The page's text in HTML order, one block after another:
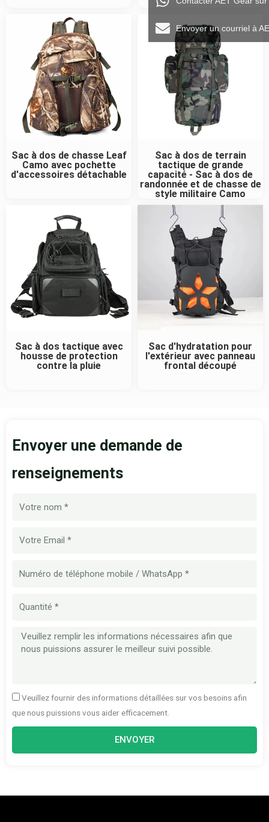
Sac à dos de chasse Leaf
Camo avec pochette
d'accessoires détachable
Sac à dos de terrain
tactique de grande
capacité - Sac à dos de
randonnée et de chasse de
style militaire Camo
Sac à dos tactique avec
housse de protection
contre la pluie
Sac d'hydratation pour
l'extérieur avec panneau
frontal découpé
Envoyer une demande de
renseignements
mobile
Message
Veuillez fournir des informations détaillées sur vos besoins afin
que nous puissions vous aider efficacement.
ENVOYER
Envoyer un courriel à